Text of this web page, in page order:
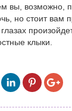
вы, возможно,
но стоит вам
клыки.